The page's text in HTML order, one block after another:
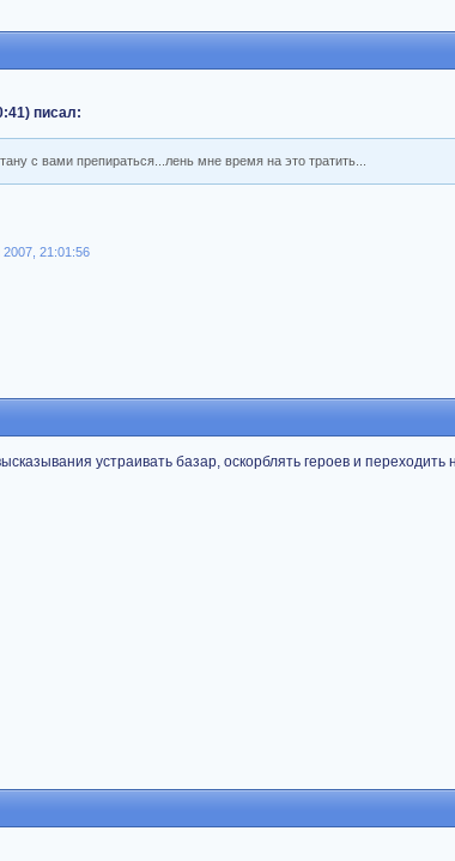
писал:
с вами препираться...лень мне время на это тратить...
21:01:56
устраивать базар, оскорблять героев и переходить